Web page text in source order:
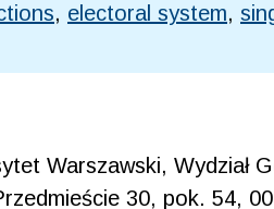
, electoral system,
Warszawski, Wydział
30, pok. 54,